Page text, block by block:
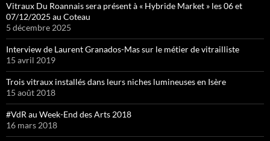
Vitraux Du Roannais sera présent à « Hybride Market » les 06 et
07/12/2025 au Coteau
5 décembre 2025
Interview de Laurent Granados-Mas sur le métier de vitrailliste
15 avril 2019
Trois vitraux installés dans leurs niches lumineuses en Isère
15 août 2018
#VdR au Week-End des Arts 2018
16 mars 2018